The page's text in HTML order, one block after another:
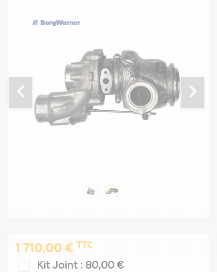
chevron_left chevron_right
1 710,00 € TTC
Kit Joint : 80,00 €